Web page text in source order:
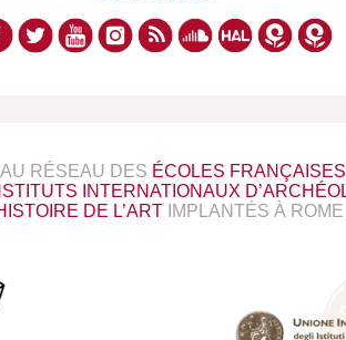
AU RÉSEAU DES ÉCOLES
INTERNATIONAUX
DE L’ART IMPLANTÉS À ROME